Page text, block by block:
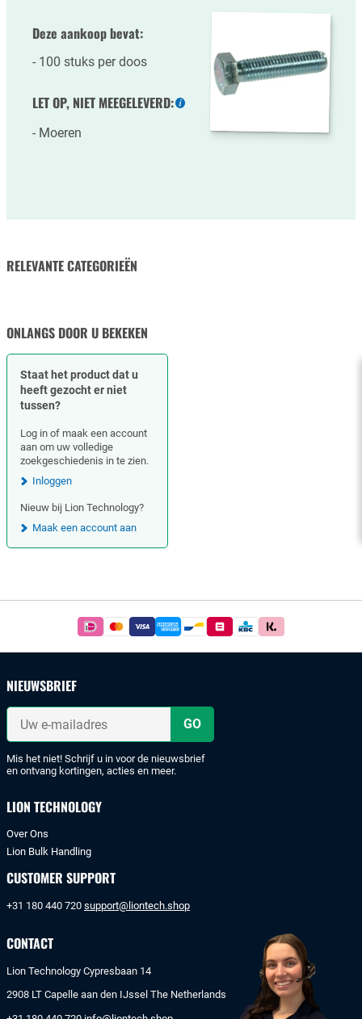
Deze aankoop bevat:
100 stuks per doos
LET OP, NIET MEEGELEVERD:
informatie
Moeren
RELEVANTE CATEGORIEËN
ONLANGS DOOR U BEKEKEN
Staat het product dat u
heeft gezocht er niet
tussen?
Log in of maak een account
aan om uw volledige
zoekgeschiedenis in te zien.
Inloggen
Nieuw bij Lion Technology?
Maak een account aan
Betaal
simpel
iDeal
of
bankoverschrijving.
NIEUWSBRIEF
Uw
mailadres
Mis het niet! Schrijf u in voor de nieuwsbrief
en ontvang kortingen, acties en meer.
LION TECHNOLOGY
Over Ons
Lion Bulk Handling
CUSTOMER SUPPORT
+31 180 440 720 support@liontech.shop
CONTACT
Lion Technology Cypresbaan 14
2908 LT Capelle aan den IJssel The Netherlands